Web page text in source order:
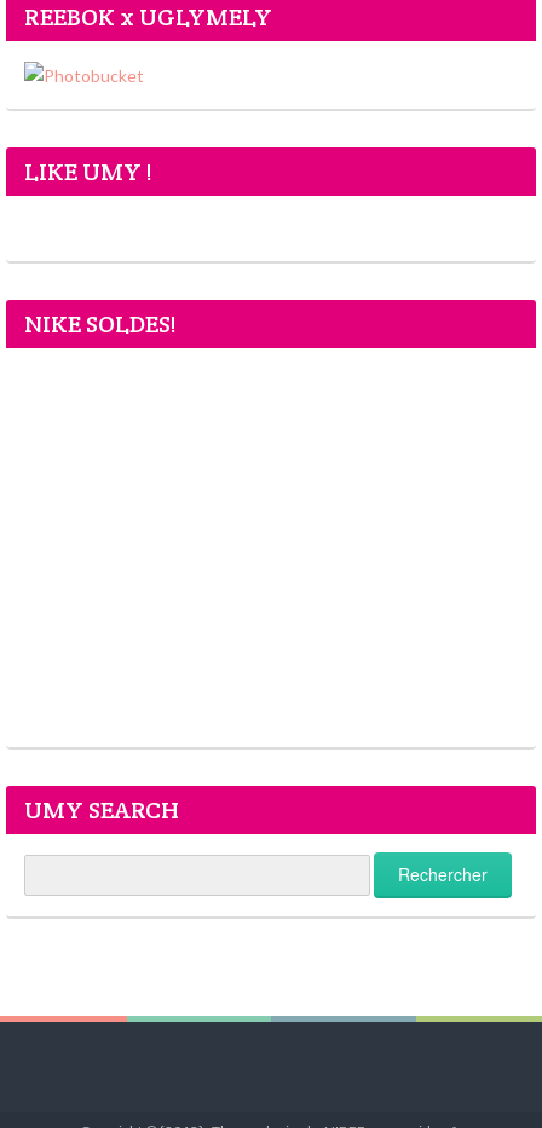
REEBOK x UGLYMELY
LIKE UMY !
NIKE SOLDES!
UMY SEARCH